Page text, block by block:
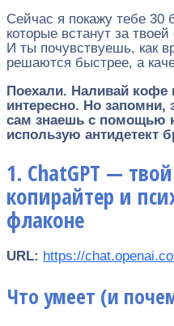
Сейчас я покажу тебе 30
которые встанут за
И ты почувствуешь, как
решаются быстрее, а
Поехали. Наливай кофе
интересно. Но запомни,
сам знаешь с помощью
использую антидетект
1. ChatGPT —
копирайтер и
флаконе
URL: https://
Что умеет (и